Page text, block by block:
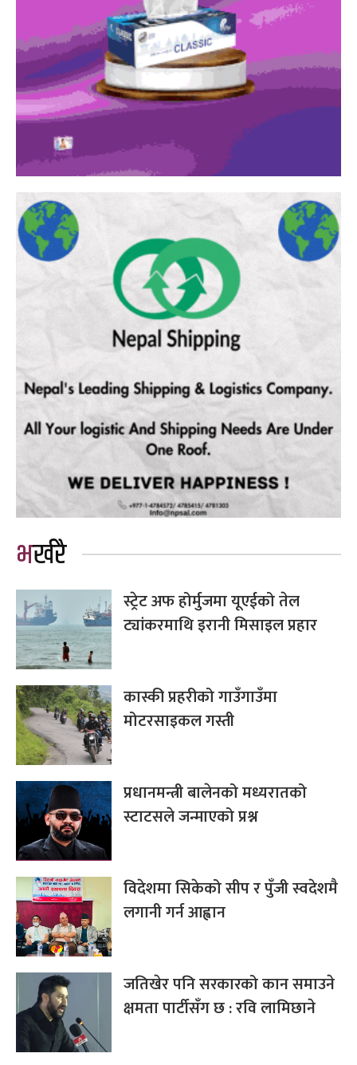
भर्खरै
स्ट्रेट अफ होर्मुजमा यूएईको तेल
ट्यांकरमाथि इरानी मिसाइल प्रहार
कास्की प्रहरीको गाउँगाउँमा
मोटरसाइकल गस्ती
प्रधानमन्त्री बालेनको मध्यरातको
स्टाटसले जन्माएको प्रश्न
विदेशमा सिकेको सीप र पुँजी स्वदेशमै
लगानी गर्न आह्वान
जतिखेर पनि सरकारको कान समाउने
क्षमता पार्टीसँग छ : रवि लामिछाने